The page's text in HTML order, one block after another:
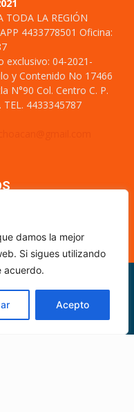
damos la mejor
Si sigues utilizando
acuerdo.
Acepto
TODA LA REGIÓN
4433778501 Oficina:
exclusivo: 04-2021-
y Contenido No 17466
N°90 Col. Centro C. P.
4433345787
XML Sitemap
- 2021